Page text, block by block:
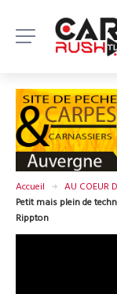
Accueil
AU COEUR
Petit mais plein de
Rippton